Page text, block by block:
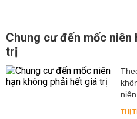
Chung cư đến mốc niên
trị
THỊ